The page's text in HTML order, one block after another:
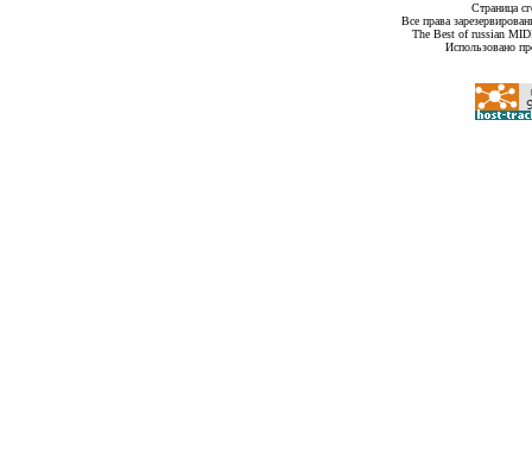
Страница
Все права
The Best of russian
Использовано